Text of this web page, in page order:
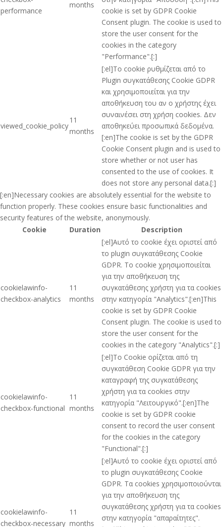
performance
months
cookie is set by GDPR Cookie
Consent plugin. The cookie is used to
store the user consent for the
cookies in the category
"Performance".[:]
viewed_cookie_policy
11
months
[:el]Το cookie ρυθμίζεται από το
Plugin συγκατάθεσης Cookie GDPR
και χρησιμοποιείται για την
αποθήκευση του αν ο χρήστης έχει
συναινέσει στη χρήση cookies. Δεν
αποθηκεύει προσωπικά δεδομένα.
[:en]The cookie is set by the GDPR
Cookie Consent plugin and is used to
store whether or not user has
consented to the use of cookies. It
does not store any personal data.[:]
[:en]Necessary cookies are absolutely essential for the website to
function properly. These cookies ensure basic functionalities and
security features of the website, anonymously.
Cookie
Duration Description
cookielawinfo-
checkbox-analytics
11
months
[:el]Αυτό το cookie έχει οριστεί από
το plugin συγκατάθεσης Cookie
GDPR. Το cookie χρησιμοποιείται
για την αποθήκευση της
συγκατάθεσης χρήστη για τα cookies
στην κατηγορία "Analytics".[:en]This
cookie is set by GDPR Cookie
Consent plugin. The cookie is used to
store the user consent for the
cookies in the category "Analytics".[:]
cookielawinfo-
checkbox-functional
11
months
[:el]Το Cookie ορίζεται από τη
συγκατάθεση Cookie GDPR για την
καταγραφή της συγκατάθεσης
χρήστη για τα cookies στην
κατηγορία "Λειτουργικό".[:en]The
cookie is set by GDPR cookie
consent to record the user consent
for the cookies in the category
"Functional".[:]
cookielawinfo-
checkbox-necessary
11
months
[:el]Αυτό το cookie έχει οριστεί από
το plugin συγκατάθεσης Cookie
GDPR. Τα cookies χρησιμοποιούνται
για την αποθήκευση της
συγκατάθεσης χρήστη για τα cookies
στην κατηγορία "απαραίτητες".